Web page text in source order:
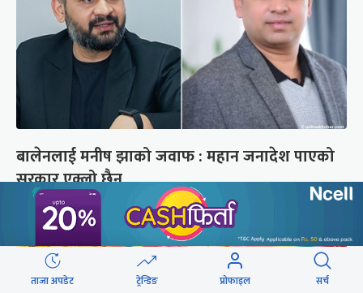
बालेनलाई मनीष झाको जवाफ : महान जनादेश पाएको
सरकार एक्लो छैन
ताजा अपडेट ट्रेन्डिङ प्रोफाइल सर्च